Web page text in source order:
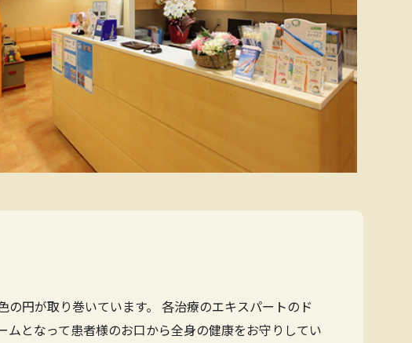
円が取り巻いています。 各治療のエキスパートのド
となって患者様のお口から全身の健康をお守りしてい